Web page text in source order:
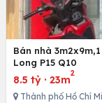
Bán nhà
Long P15 Q10
8.5 tỷ · 23m
2
Thành phố Hồ Chí